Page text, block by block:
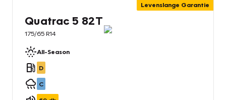
Levenslange Garantie
Quatrac 5 82T
175/65 R14
All-Season
D
C